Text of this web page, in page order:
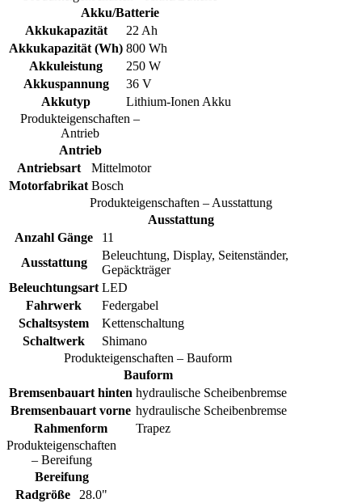
Akku/Batterie
Akkukapazität
22 Ah
Akkukapazität (Wh) 800 Wh
Akkuleistung
250 W
Akkuspannung
36 V
Akkutyp
Lithium-Ionen Akku
Produkteigenschaften –
Antrieb
Antrieb
Antriebsart
Mittelmotor
Motorfabrikat Bosch
Produkteigenschaften – Ausstattung
Ausstattung
Anzahl Gänge
11
Ausstattung
Beleuchtung, Display, Seitenständer,
Gepäckträger
Beleuchtungsart LED
Fahrwerk
Federgabel
Schaltsystem
Kettenschaltung
Schaltwerk
Shimano
Produkteigenschaften – Bauform
Bauform
Bremsenbauart hinten hydraulische Scheibenbremse
Bremsenbauart vorne hydraulische Scheibenbremse
Rahmenform
Trapez
Produkteigenschaften
– Bereifung
Bereifung
Radgröße
28.0"